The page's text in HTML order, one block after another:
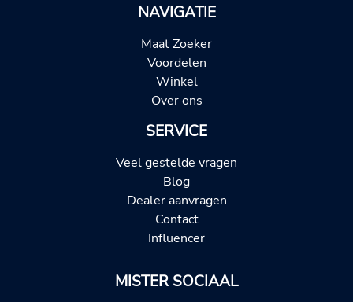
NAVIGATIE
Maat Zoeker
Voordelen
Winkel
Over ons
SERVICE
Veel gestelde vragen
Blog
Dealer aanvragen
Contact
Influencer
MISTER SOCIAAL